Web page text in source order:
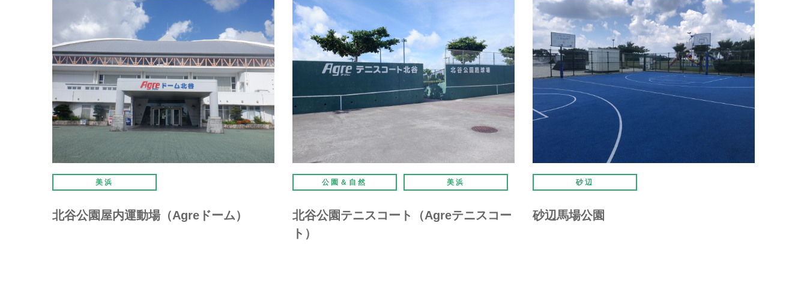
美浜
北谷公園屋内運動場（Agreドーム）
公園＆自然 美浜
北谷公園テニスコート（Agreテニスコー
ト）
砂辺
砂辺馬場公園